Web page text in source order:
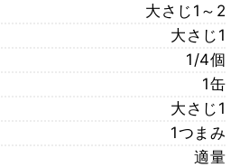
大さじ1～2
大さじ1
1/4個
1缶
大さじ1
1つまみ
適量